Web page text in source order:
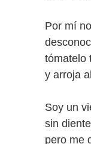
Por mí
tómatelo
y arroja
Soy un
sin
pero me